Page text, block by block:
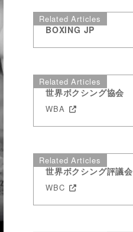
Related Articles
BOXING JP
Related Articles
世界ボクシング協会
WBA
Related Articles
世界ボクシング評議会
WBC